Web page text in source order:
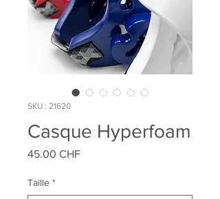
SKU : 21620
Casque Hyperfoam
45.00 CHFPrix
Taille *